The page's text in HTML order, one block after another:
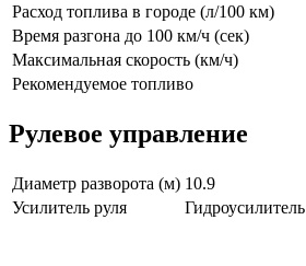
Расход топлива в городе (л/100 км)
Время разгона до 100 км/ч (сек)
Максимальная скорость (км/ч)
Рекомендуемое топливо
Рулевое управление
Диаметр разворота (м) 10.9
Усилитель руля
Гидроусилитель